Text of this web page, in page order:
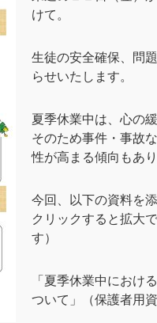
けて。
生徒の安全確保、問
らせいたします。
夏季休業中は、心の
そのため事件・事故
性が高まる傾向もあり
今回、以下の資料を
クリックすると拡大
す）
「夏季休業中におけ
ついて」（保護者用資